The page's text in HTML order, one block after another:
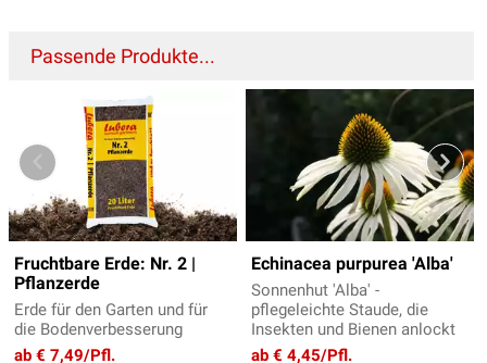
Passende Produkte...
Fruchtbare Erde: Nr. 2 |
Pflanzerde
Erde für den Garten und für
die Bodenverbesserung
ab € 7,49/Pfl.
Echinacea purpurea 'Alba'
Sonnenhut 'Alba' -
pflegeleichte Staude, die
Insekten und Bienen anlockt
ab € 4,45/Pfl.